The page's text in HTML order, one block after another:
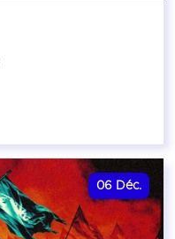
06 Déc.